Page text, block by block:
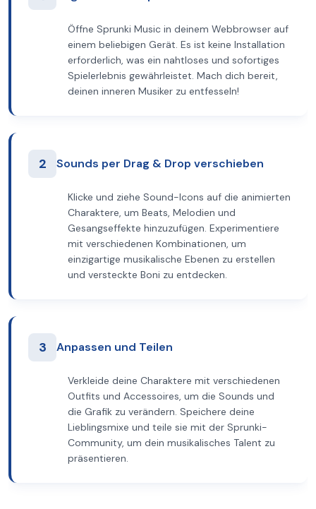
Öffne Sprunki Music in deinem Webbrowser auf
einem beliebigen Gerät. Es ist keine Installation
erforderlich, was ein nahtloses und sofortiges
Spielerlebnis gewährleistet. Mach dich bereit,
deinen inneren Musiker zu entfesseln!
2 Sounds per Drag & Drop verschieben
Klicke und ziehe Sound-Icons auf die animierten
Charaktere, um Beats, Melodien und
Gesangseffekte hinzuzufügen. Experimentiere
mit verschiedenen Kombinationen, um
einzigartige musikalische Ebenen zu erstellen
und versteckte Boni zu entdecken.
3 Anpassen und Teilen
Verkleide deine Charaktere mit verschiedenen
Outfits und Accessoires, um die Sounds und
die Grafik zu verändern. Speichere deine
Lieblingsmixe und teile sie mit der Sprunki-
Community, um dein musikalisches Talent zu
präsentieren.